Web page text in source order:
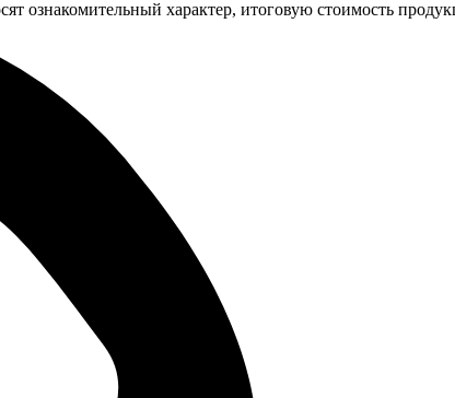
ознакомительный характер, итоговую стоимость